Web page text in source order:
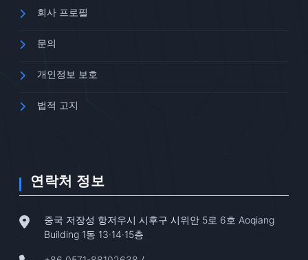
회사 프로필
문의
개인정보 보호
법적 고지
연락처 정보
중국 저장성 항저우시 시후구 시위안 5로 6호 Aoqiang
Building 1동 13·14·15층